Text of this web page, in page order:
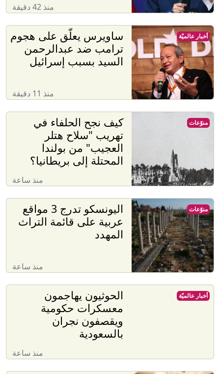
منذ 42 دقيقة
ساويرس يعلّق على هجوم
ترامب ضد عبدالرحمن
السيد بسبب إسرائيل
منذ 11 دقيقة
أخبار عالميّة
كيف نجح الحلفاء في
تهريب "سلاح هتلر
العجيب" من بولندا
المحتلة إلى بريطانيا؟
منذ ساعة
منوّعات
اليونسكو تدرج 3 مواقع
عربية على قائمة التراث
المهدد
منذ ساعة
منوّعات
الحوثيون يهاجمون
معسكرات حكومية
ويقصفون نجران
بالسعودية
منذ ساعة
أخبار عالميّة